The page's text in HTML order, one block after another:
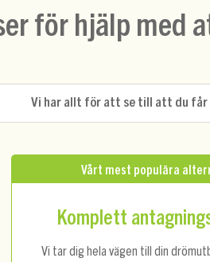
för hjälp med
Vi har allt för att se till att du får
Vårt mest populära
Komplett
Vi tar dig hela vägen till din